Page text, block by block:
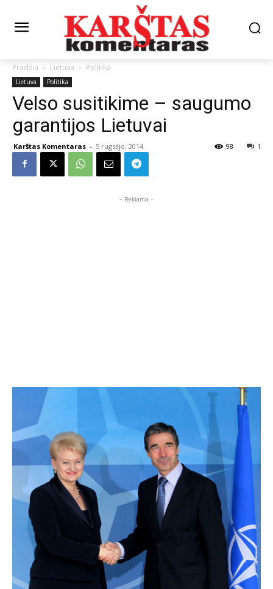
Pradžia Lietuva Politika
Lietuva Politika
Velso susitikime – saugumo
garantijos Lietuvai
Karštas Komentaras - 5 rugsėjo, 2014 1
98
- Reklama -